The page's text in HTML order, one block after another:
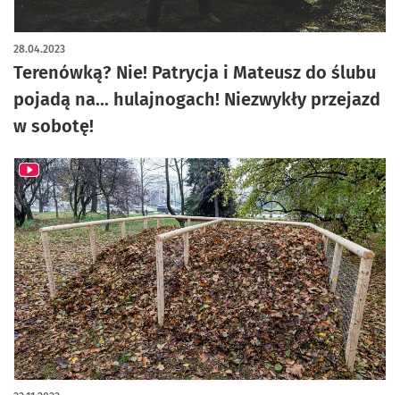
Terenówką? Nie! Patrycja i Mateusz do ślubu
pojadą na... hulajnogach! Niezwykły przejazd
w sobotę!
28.04.2023